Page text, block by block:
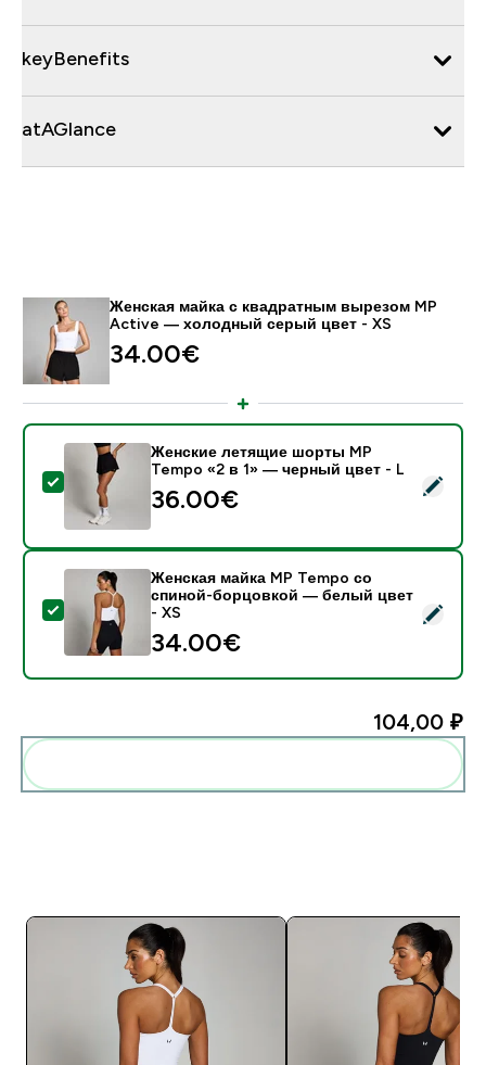
keyBenefits
atAGlance
Женская майка с квадратным вырезом MP
Active — холодный серый цвет - XS
34.00€‎
- Женские летящие шорты MP Tempo «2 в 1» —
Женские летящие шорты MP
Tempo «2 в 1» — черный цвет - L
36.00€‎
- Женская майка MP Tempo со спиной-борцовкой
Женская майка MP Tempo со
спиной-борцовкой ― белый цвет
- XS
34.00€‎
104,00 ₽‎